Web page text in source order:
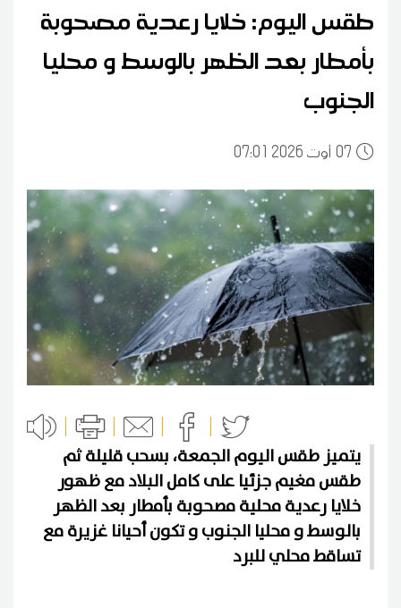
طقس اليوم: خلايا رعدية مصحوبة
بأمطار بعد الظهر بالوسط و محليا
الجنوب
0707:01 2026 أوت
يتميز طقس اليوم الجمعة، بسحب قليلة ثم
طقس مغيم جزئيا على كامل البلاد مع ظهور
خلايا رعدية محلية مصحوبة بأمطار بعد الظهر
بالوسط و محليا الجنوب و تكون أحيانا غزيرة مع
تساقط محلي للبرد